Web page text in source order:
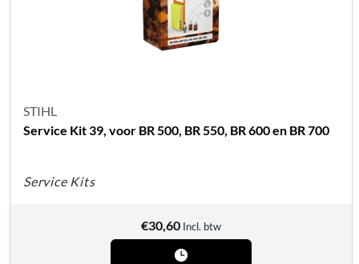
STIHL
Service Kit 39, voor BR 500, BR 550, BR 600 en BR 700
Service Kits
€30,60 Incl. btw